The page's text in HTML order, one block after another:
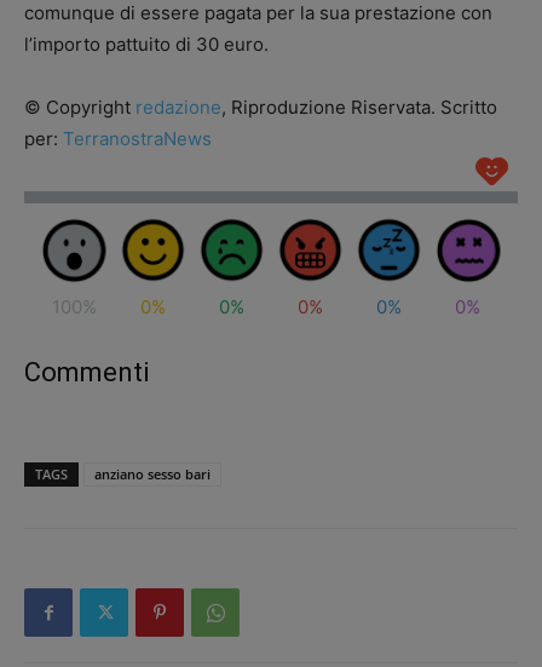
comunque di essere pagata per la sua prestazione con
l’importo pattuito di 30 euro.
© Copyright redazione, Riproduzione Riservata. Scritto
per: TerranostraNews
100% 0% 0% 0% 0% 0%
Commenti
TAGS anziano sesso bari